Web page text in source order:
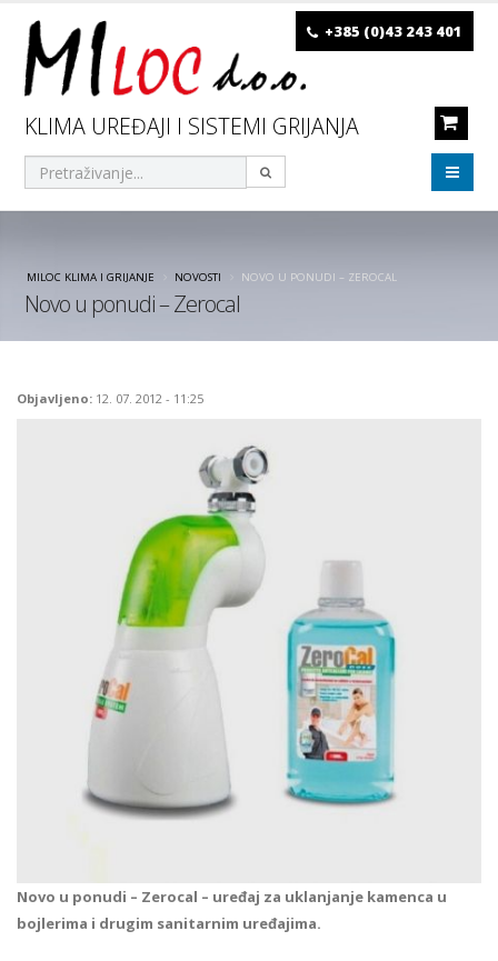
KLIMA UREĐAJI I SISTEMI GRIJANJA
+385 (0)43 243 401
MILOC KLIMA I GRIJANJE NOVOSTI NOVO U PONUDI – ZEROCAL
Novo u ponudi – Zerocal
Objavljeno: 12. 07. 2012 - 11:25
Novo u ponudi – Zerocal – uređaj za uklanjanje kamenca u
bojlerima i drugim sanitarnim uređajima.